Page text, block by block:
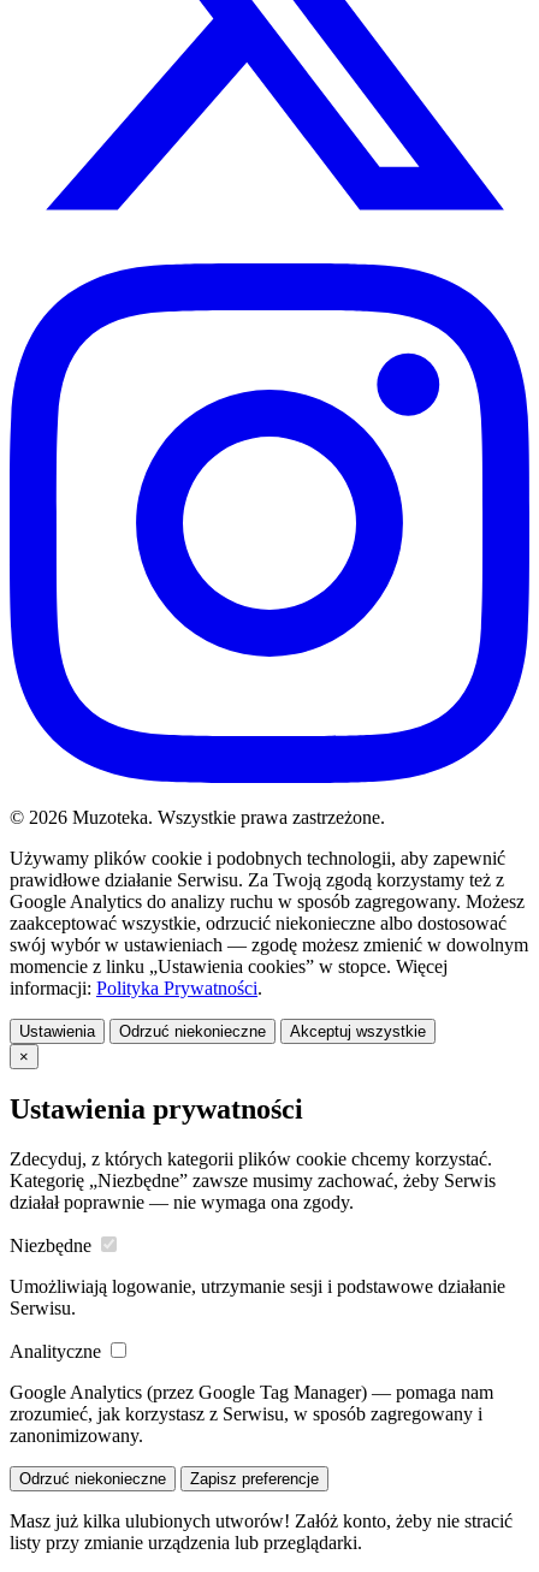
© 2026 Muzoteka. Wszystkie prawa zastrzeżone.
Używamy plików cookie i podobnych technologii, aby zapewnić
prawidłowe działanie Serwisu. Za Twoją zgodą korzystamy też z
Google Analytics do analizy ruchu w sposób zagregowany. Możesz
zaakceptować wszystkie, odrzucić niekonieczne albo dostosować
swój wybór w ustawieniach — zgodę możesz zmienić w dowolnym
momencie z linku „Ustawienia cookies” w stopce. Więcej
informacji: Polityka Prywatności.
Ustawienia Odrzuć niekonieczne
Akceptuj wszystkie
×
Ustawienia prywatności
Zdecyduj, z których kategorii plików cookie chcemy korzystać.
Kategorię „Niezbędne” zawsze musimy zachować, żeby Serwis
działał poprawnie — nie wymaga ona zgody.
Niezbędne
Umożliwiają logowanie, utrzymanie sesji i podstawowe działanie
Serwisu.
Analityczne
Google Analytics (przez Google Tag Manager) — pomaga nam
zrozumieć, jak korzystasz z Serwisu, w sposób zagregowany i
zanonimizowany.
Odrzuć niekonieczne Zapisz preferencje
Masz już kilka ulubionych utworów! Załóż konto, żeby nie stracić
listy przy zmianie urządzenia lub przeglądarki.